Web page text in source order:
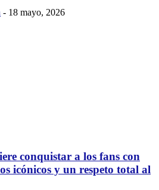
- 18 mayo, 2026
conquistar a los fans con
icónicos y un respeto total al